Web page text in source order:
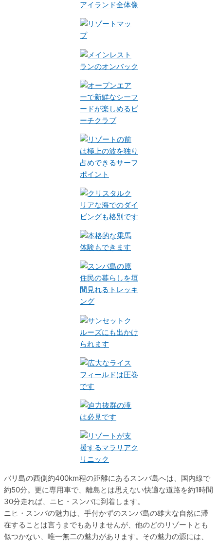
バリ島の西側約400km程の距離にあるスンバ島へは、国内線で
約50分。更に専用車で、離島とは思えない快適な道路を約1時間
30分走れば、ニヒ・スンバに到着します。
ニヒ・スンバの魅力は、手付かずのスンバ島の雄大な自然に滞
在することは言うまでもありませんが、他のどのリゾートとも
似つかない、唯一無二の魅力があります。その魅力の源には、